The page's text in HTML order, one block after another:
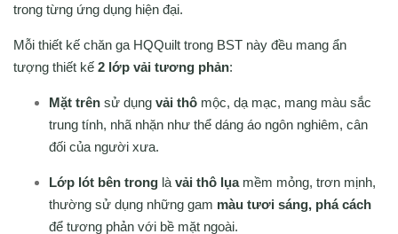
trong từng ứng dụng hiện đại.
Mỗi thiết kế chăn ga HQQuilt trong BST này đều mang ẩn
tượng thiết kế 2 lớp vải tương phản:
Mặt trên sử dụng vải thô mộc, dạ mạc, mang màu sắc
trung tính, nhã nhặn như thể dáng áo ngôn nghiêm, cân
đối của người xưa.
Lớp lót bên trong là vải thô lụamềm mỏng, trơn mịnh,
thường sử dụng những gam màu tươi sáng, phá cách
để tương phản với bề mặt ngoài.